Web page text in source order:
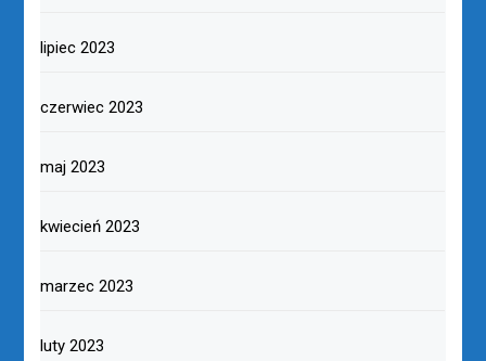
lipiec 2023
czerwiec 2023
maj 2023
kwiecień 2023
marzec 2023
luty 2023